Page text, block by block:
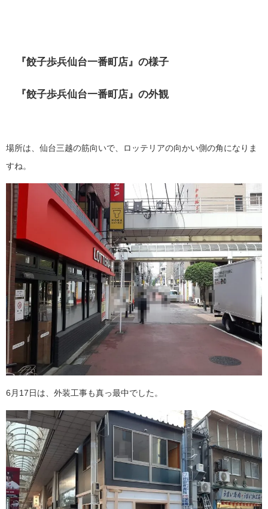
『餃子歩兵仙台一番町店』の様子
『餃子歩兵仙台一番町店』の外観
場所は、仙台三越の筋向いで、ロッテリアの向かい側の角になりま
すね。
6月17日は、外装工事も真っ最中でした。